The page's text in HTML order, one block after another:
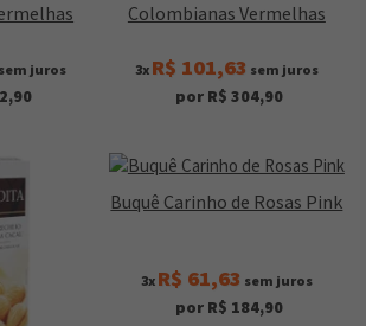
sem juros
Colombianas Vermelhas
3x R$ 101,63 sem juros
por R$ 304,90
Buquê Carinho de Rosas Pink
3x R$ 61,63 sem juros
por R$ 184,90